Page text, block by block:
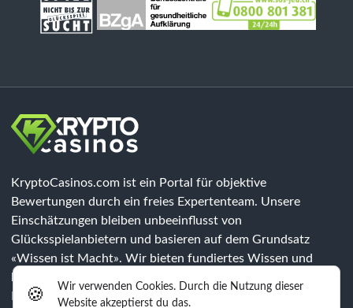
KryptoCasinos.com ist ein Portal für objektive
Bewertungen durch ein freies Expertenteam. Unsere
Einschätzungen bleiben unbeeinflusst von
Glücksspielanbietern und basieren auf dem Grundsatz
«Wissen ist Macht». Wir bieten fundiertes Wissen und
Rechtsberatung. Jeder Spieler muss eigenständig prüfen, ob
🍪
Wir verwenden Cookies. Durch die Nutzung dieser
Website akzeptierst du das.